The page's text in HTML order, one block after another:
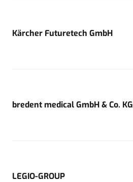
Kärcher Futuretech GmbH
bredent medical GmbH & Co. KG
LEGIO-GROUP